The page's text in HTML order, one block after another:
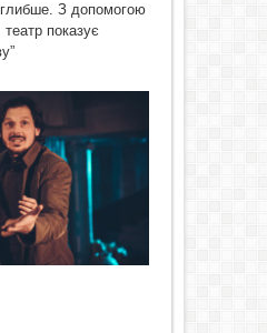
глибше. З допомогою
показує